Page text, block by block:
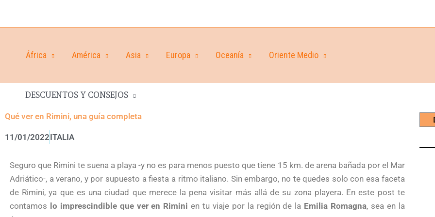
África América Asia Europa Oceanía Oriente Medio
DESCUENTOS Y CONSEJOS
Qué ver en Rimini, una guía completa
11/01/2022ITALIA
Seguro que Rimini te suena a playa -y no es para menos puesto que tiene 15 km. de arena bañada por el Mar
Adriático-, a verano, y por supuesto a fiesta a ritmo italiano. Sin embargo, no te quedes solo con esa faceta
de Rimini, ya que es una ciudad que merece la pena visitar más allá de su zona playera. En este post te
contamos lo imprescindible que ver en Rimini en tu viaje por la región de la Emilia Romagna, sea en la